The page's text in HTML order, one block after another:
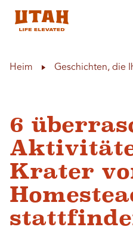
Heim Geschichten, die
6
Krater